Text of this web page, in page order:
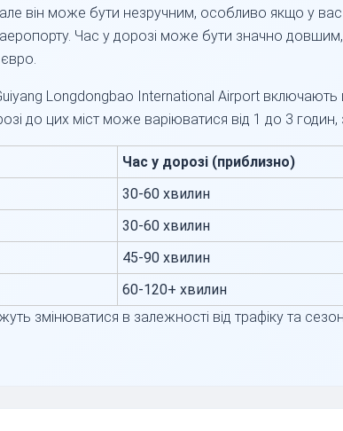
він може бути незручним, особливо якщо у
Час у дорозі може бути значно довшим,
Longdongbao International Airport включають
до цих міст може варіюватися від 1 до 3 годин,
Час у дорозі (приблизно)
30-60 хвилин
30-60 хвилин
45-90 хвилин
60-120+ хвилин
змінюватися в залежності від трафіку та